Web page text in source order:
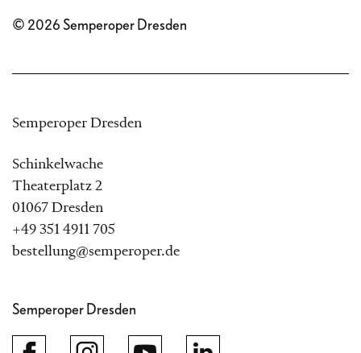
© 2026 Semperoper Dresden
Semperoper Dresden
Schinkelwache
Theaterplatz 2
01067 Dresden
+49 351 4911 705
bestellung@semperoper.de
Semperoper Dresden